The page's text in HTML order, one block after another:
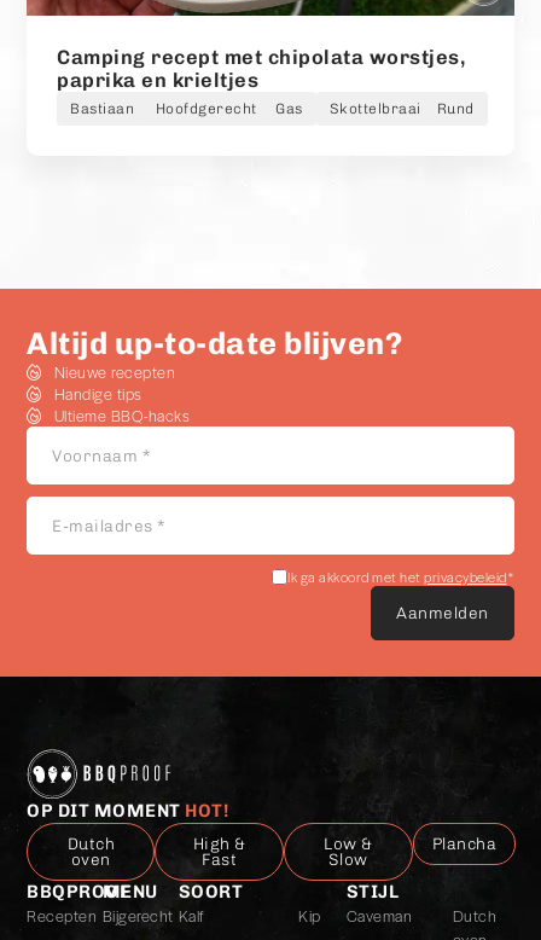
Camping recept met chipolata worstjes,
paprika en krieltjes
Bastiaan Hoofdgerecht Gas Skottelbraai Rund
Altijd up-to-date blijven?
Nieuwe recepten
Handige tips
Ultieme BBQ-hacks
Voornaam
E-
mailadres
*
*
Ik ga akkoord met hetprivacybeleid*
OP DIT MOMENT HOT!
Dutch
oven
High &
Fast
Low &
Slow
Plancha
BBQPROOF
Recepten
MENU
Bijgerecht
SOORT
Kalf
Kip
STIJL
Caveman
Dutch